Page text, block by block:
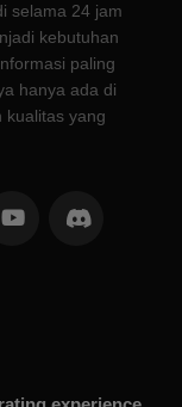
selama 24 jam
kebutuhan
paling
hanya ada di
kualitas yang